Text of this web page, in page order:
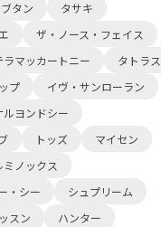
タン
タサキ
ザ・ノース・フェイス
ラマッカートニー
タトラス
プ
イヴ・サンローラン
ルヨンドシー
トッズ
マイセン
ミノックス
・シー
シュプリーム
スン
ハンター